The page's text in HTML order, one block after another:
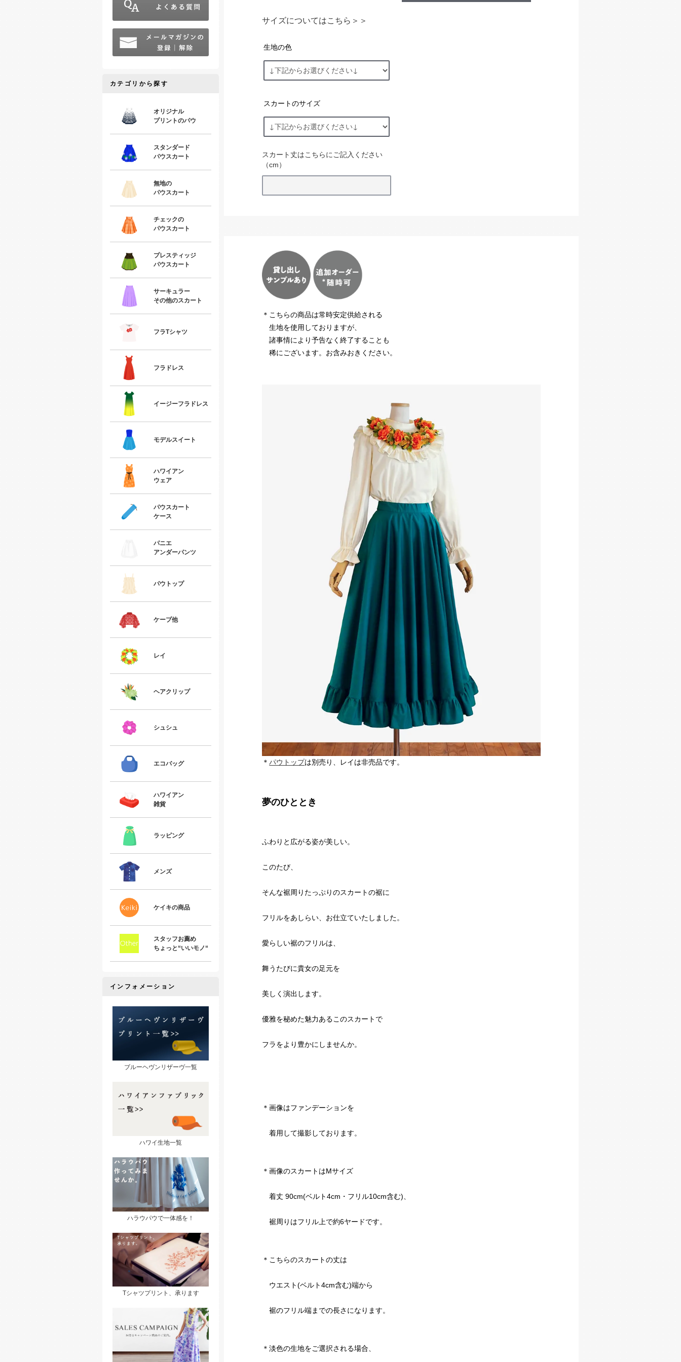
サイズについてはこちら＞＞
生地の色
スカートのサイズ
スカート丈はこちらにご記入ください
（cm）
＊こちらの商品は常時安定供給される
生地を使用しておりますが、
諸事情により予告なく終了することも
稀にございます。お含みおきください。
＊パウトップは別売り、レイは非売品です。
夢のひととき
ふわりと広がる姿が美しい。
このたび、
そんな裾周りたっぷりのスカートの裾に
フリルをあしらい、お仕立ていたしました。
愛らしい裾のフリルは、
舞うたびに貴女の足元を
美しく演出します。
優雅を秘めた魅力あるこのスカートで
フラをより豊かにしませんか。
＊画像はファンデーションを
着用して撮影しております。
＊画像のスカートはMサイズ
着丈 90cm(ベルト4cm・フリル10cm含む)、
裾周りはフリル上で約6ヤードです。
＊こちらのスカートの丈は
ウエスト(ベルト4cm含む)端から
裾のフリル端までの長さになります。
＊淡色の生地をご選択される場合、
カテゴリから探す
オリジナル
プリントのパウ
スタンダード
パウスカート
無地の
パウスカート
チェックの
パウスカート
プレスティッジ
パウスカート
サーキュラー
その他のスカート
フラTシャツ
フラドレス
イージーフラドレス
モデルスイート
ハワイアン
ウェア
パウスカート
ケース
パニエ
アンダーパンツ
パウトップ
ケープ他
レイ
ヘアクリップ
シュシュ
エコバッグ
ハワイアン
雑貨
ラッピング
メンズ
ケイキの商品
スタッフお薦め
ちょっと“いいモノ“
インフォメーション
ブルーヘヴンリザーヴ一覧
ハワイ生地一覧
ハラウパウで一体感を！
Tシャツプリント、承ります